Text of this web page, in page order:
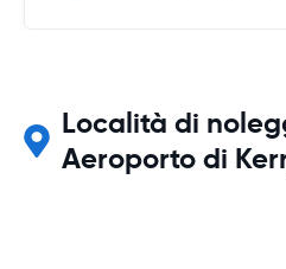
Località di
Aeroporto di